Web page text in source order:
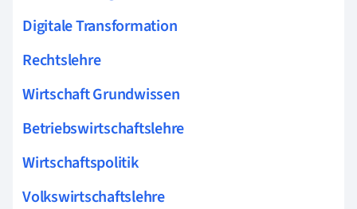
Digitale Transformation
Rechtslehre
Wirtschaft Grundwissen
Betriebswirtschaftslehre
Wirtschaftspolitik
Volkswirtschaftslehre